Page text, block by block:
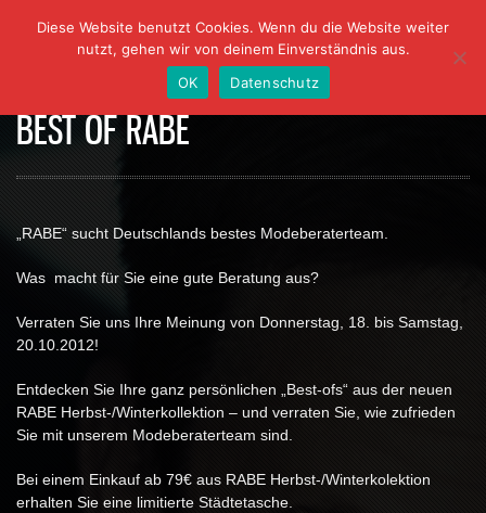
BEST OF RABE
„RABE“ sucht Deutschlands bestes Modeberaterteam.
Was macht für Sie eine gute Beratung aus?
Verraten Sie uns Ihre Meinung von Donnerstag, 18. bis Samstag,
20.10.2012!
Entdecken Sie Ihre ganz persönlichen „Best-ofs“ aus der neuen
RABE Herbst-/Winterkollektion – und verraten Sie, wie zufrieden
Sie mit unserem Modeberaterteam sind.
Bei einem Einkauf ab 79€ aus RABE Herbst-/Winterkolektion
erhalten Sie eine limitierte Städtetasche.
Diese Website benutzt Cookies. Wenn du die Website weiter
nutzt, gehen wir von deinem Einverständnis aus.
OK
Datenschutz